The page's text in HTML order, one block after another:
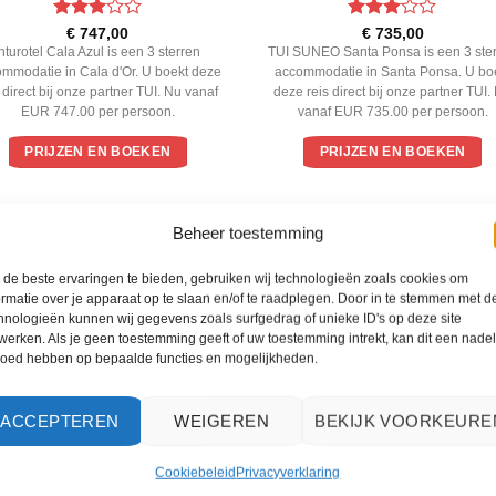
Beheer toestemming
de beste ervaringen te bieden, gebruiken wij technologieën zoals cookies om
over je apparaat op te slaan en/of te raadplegen. Door in te stemmen met
kunnen wij gegevens zoals surfgedrag of unieke ID's op deze site
Als je geen toestemming geeft of uw toestemming intrekt, kan dit een
hebben op bepaalde functies en mogelijkheden.
ACCEPTEREN WEIGEREN BEKIJK
CookiebeleidPrivacyverklaring
Gewaardeerd
3uit 5
€ 747,00
Cala Azul is een 3 sterren
in Cala d'Or. U boekt deze
direct bij onze partner TUI. Nu vanaf
EUR 747.00 per persoon.
PRIJZEN EN BOEKEN
Gewaardeerd
3uit 5
€735,00
TUI SUNEO Santa Ponsa is een 3
accommodatie in Santa Ponsa. U
deze reis direct bij onze partner TUI.
vanaf EUR 735.00 per persoon.
PRIJZEN EN BOEKEN
WAT ZE OVER ONS ZEGGEN